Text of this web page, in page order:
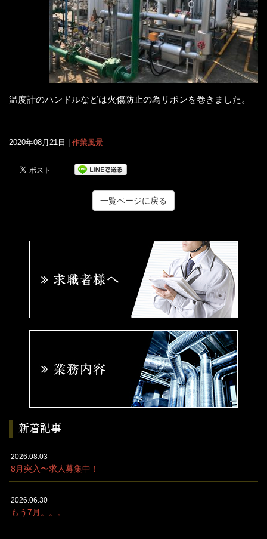
温度計のハンドルなどは火傷防止の為リボンを巻きました。
2020年08月21日 | 作業風景
一覧ページに戻る
新着記事
2026.08.03
8月突入〜求人募集中！
2026.06.30
もう7月。。。